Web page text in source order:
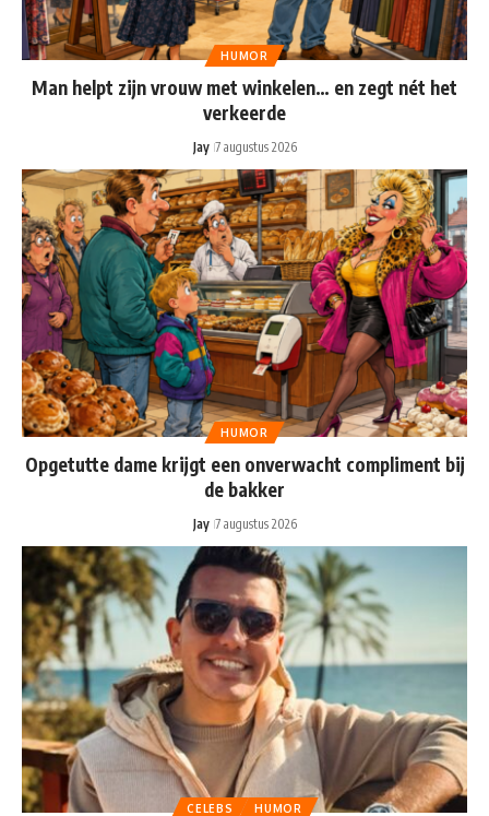
HUMOR
Man helpt zijn vrouw met winkelen… en zegt nét het
verkeerde
Jay 7 augustus 2026
HUMOR
Opgetutte dame krijgt een onverwacht compliment bij
de bakker
Jay 7 augustus 2026
CELEBS HUMOR